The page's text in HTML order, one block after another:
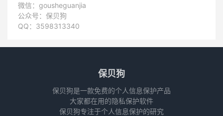
微信：gousheguanjia
公众号：保贝狗
QQ：3598313340
保贝狗
保贝狗是一款免费的个人信息保护产品
大家都在用的隐私保护软件
保贝狗专注于个人信息保护的研究